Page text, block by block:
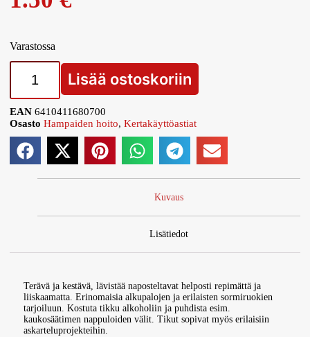
Varastossa
Lisää ostoskoriin
EAN6410411680700
Osasto Hampaiden hoito,Kertakäyttöastiat
Kuvaus
Lisätiedot
Terävä ja kestävä, lävistää naposteltavat helposti repimättä ja
liiskaamatta. Erinomaisia alkupalojen ja erilaisten sormiruokien
tarjoiluun. Kostuta tikku alkoholiin ja puhdista esim.
kaukosäätimen nappuloiden välit. Tikut sopivat myös erilaisiin
askarteluprojekteihin.